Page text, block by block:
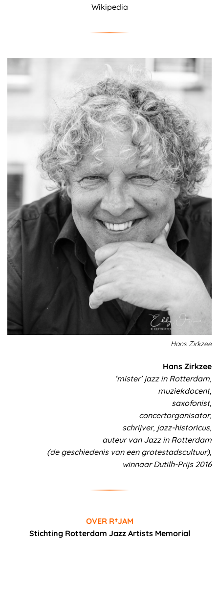
Wikipedia
Hans Zirkzee
Hans Zirkzee
‘mister’ jazz in Rotterdam,
muziekdocent,
saxofonist,
concertorganisator,
schrijver, jazz-historicus,
auteur van Jazz in Rotterdam
(de geschiedenis van een grotestadscultuur),
winnaar Dutilh-Prijs 2016
OVER R†JAM
Stichting Rotterdam Jazz Artists Memorial